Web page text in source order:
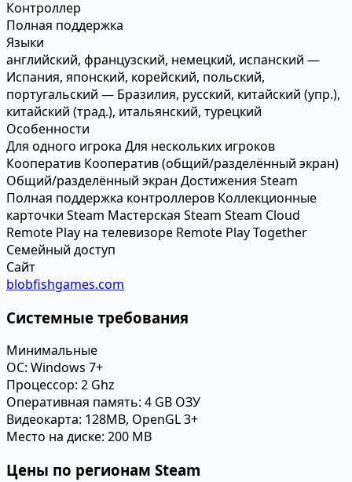
Контроллер
Полная поддержка
Языки
английский, французский, немецкий, испанский —
Испания, японский, корейский, польский,
португальский — Бразилия, русский, китайский (упр.),
китайский (трад.), итальянский, турецкий
Особенности
Для одного игрока Для нескольких игроков
Кооператив Кооператив (общий/разделённый экран)
Общий/разделённый экран Достижения Steam
Полная поддержка контроллеров Коллекционные
карточки Steam Мастерская Steam Steam Cloud
Remote Play на телевизоре Remote Play Together
Семейный доступ
Сайт
blobfishgames.com
Системные требования
Минимальные
ОС: Windows 7+
Процессор: 2 Ghz
Оперативная память: 4 GB ОЗУ
Видеокарта: 128MB, OpenGL 3+
Место на диске: 200 MB
Цены по регионам Steam